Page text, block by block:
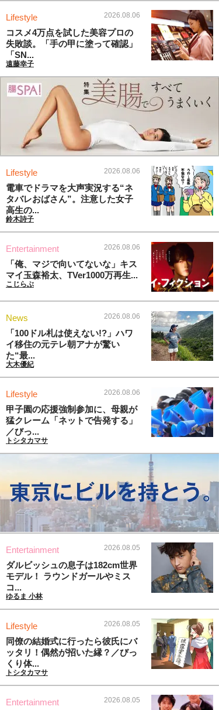
Lifestyle 2026.08.06
コスメ4万点を試した美容プロの
失敗談。「手の甲に塗って確認」
「SN...
遠藤幸子
Lifestyle 2026.08.06
電車でドラマを大声実況する“ネ
タバレおばさん”。注意した女子
高生の...
鈴木詩子
Entertainment 2026.08.06
「俺、マジで向いてないな」キス
マイ玉森裕太、TVer1000万再生...
こじらぶ
News 2026.08.06
「100ドル札は使えない!?」ハワ
イ移住の元テレ朝アナが驚い
た“最...
大木優紀
Lifestyle 2026.08.06
甲子園の応援強制参加に、母親が
猛クレーム「ネットで告発する」
／びっ...
トシタカマサ
Entertainment 2026.08.05
ダルビッシュの息子は182cm世界
モデル！ ラウンドガールやミス
コ...
ゆるま 小林
Lifestyle 2026.08.05
同僚の結婚式に行ったら彼氏にバ
ッタリ！偶然が招いた縁？／びっ
くり体...
トシタカマサ
Entertainment 2026.08.05